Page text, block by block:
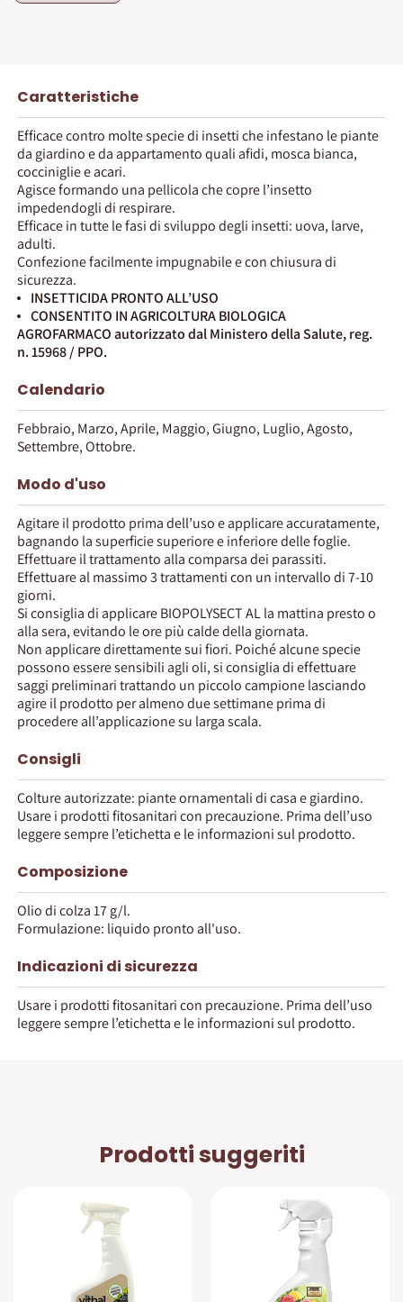
Caratteristiche
Efficace contro molte specie di insetti che infestano le piante
da giardino e da appartamento quali afidi, mosca bianca,
cocciniglie e acari.
Agisce formando una pellicola che copre l’insetto
impedendogli di respirare.
Efficace in tutte le fasi di sviluppo degli insetti: uova, larve,
adulti.
Confezione facilmente impugnabile e con chiusura di
sicurezza.
INSETTICIDA PRONTO ALL’USO
CONSENTITO IN AGRICOLTURA BIOLOGICA
AGROFARMACO autorizzato dal Ministero della Salute, reg.
n. 15968 / PPO.
Calendario
Febbraio, Marzo, Aprile, Maggio, Giugno, Luglio, Agosto,
Settembre, Ottobre.
Modo d'uso
Agitare il prodotto prima dell’uso e applicare accuratamente,
bagnando la superficie superiore e inferiore delle foglie.
Effettuare il trattamento alla comparsa dei parassiti.
Effettuare al massimo 3 trattamenti con un intervallo di 7-10
giorni.
Si consiglia di applicare BIOPOLYSECT AL la mattina presto o
alla sera, evitando le ore più calde della giornata.
Non applicare direttamente sui fiori. Poiché alcune specie
possono essere sensibili agli oli, si consiglia di effettuare
saggi preliminari trattando un piccolo campione lasciando
agire il prodotto per almeno due settimane prima di
procedere all’applicazione su larga scala.
Consigli
Colture autorizzate: piante ornamentali di casa e giardino.
Usare i prodotti fitosanitari con precauzione. Prima dell’uso
leggere sempre l’etichetta e le informazioni sul prodotto.
Composizione
Olio di colza 17 g/l.
Formulazione: liquido pronto all'uso.
Indicazioni di sicurezza
Usare i prodotti fitosanitari con precauzione. Prima dell’uso
leggere sempre l’etichetta e le informazioni sul prodotto.
Prodotti suggeriti